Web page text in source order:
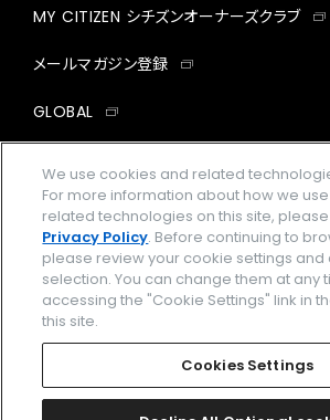
MY CITIZEN シチズンオーナーズクラブ
メールマガジン登録
GLOBAL
facebook
企業情報 ご利用規約
プライバシーポリシー Cookies
Amazon PayはAmazon.com, Inc.またはその関連
We use cookies and related
For more information about how we
related technologies on this site,
Privacy Policy. Before continuing to
please review your cookie settings and
selection. You can change them at any
accessing the "Cookie Settings" link in
this site.
Cookies Settings